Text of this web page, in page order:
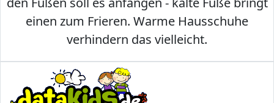
einen zum Frieren. Warme Hausschuhe
verhindern das vielleicht.